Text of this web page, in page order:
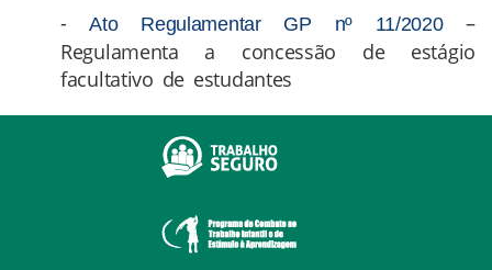
-Ato Regulamentar GP nº 11/2020–
Regulamenta a concessão de estágio
facultativo de estudantes